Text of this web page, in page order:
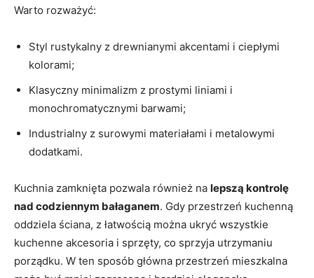
Warto rozważyć:
Styl rustykalny z drewnianymi akcentami i ciepłymi
kolorami;
Klasyczny minimalizm z prostymi liniami i
monochromatycznymi barwami;
Industrialny z surowymi materiałami i metalowymi
dodatkami.
Kuchnia zamknięta pozwala również na lepszą kontrolę
nad codziennym bałaganem. Gdy przestrzeń kuchenną
oddziela ściana, z łatwością można ukryć wszystkie
kuchenne akcesoria i sprzęty, co sprzyja utrzymaniu
porządku. W ten sposób główna przestrzeń mieszkalna